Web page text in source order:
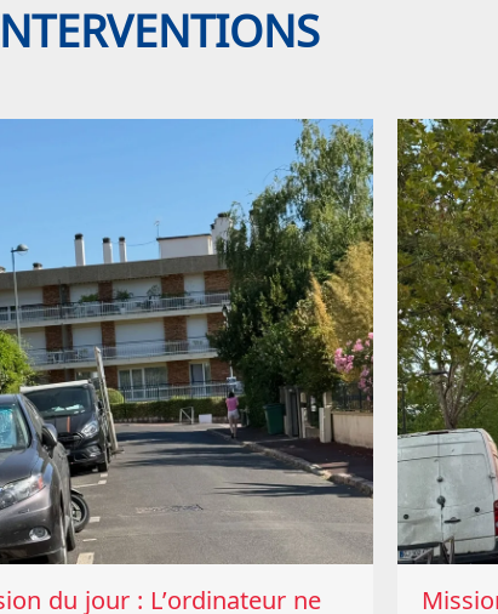
du jour : L’ordinateur ne